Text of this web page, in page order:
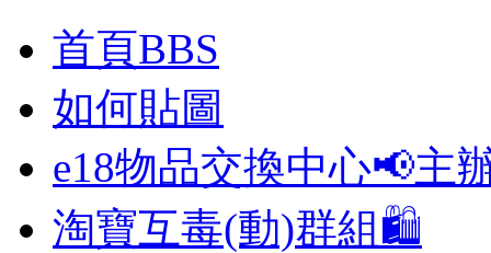
首頁BBS
如何貼圖
e18物品交換中心📢主
淘寶互毒(動)群組🛍️